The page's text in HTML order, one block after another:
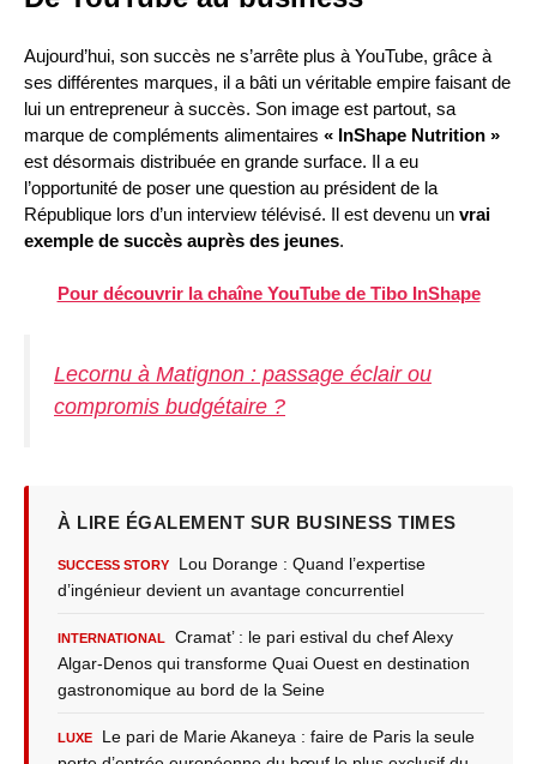
Aujourd’hui, son succès ne s’arrête plus à YouTube, grâce à
ses différentes marques, il a bâti un véritable empire faisant de
lui un entrepreneur à succès. Son image est partout, sa
marque de compléments alimentaires « InShape Nutrition »
est désormais distribuée en grande surface. Il a eu
l’opportunité de poser une question au président de la
République lors d’un interview télévisé. Il est devenu un vrai
exemple de succès auprès des jeunes.
Pour découvrir la chaîne YouTube de Tibo InShape
Lecornu à Matignon : passage éclair ou
compromis budgétaire ?
À LIRE ÉGALEMENT SUR BUSINESS TIMES
SUCCESS STORY
Lou Dorange : Quand l’expertise
d’ingénieur devient un avantage concurrentiel
INTERNATIONAL
Cramat’ : le pari estival du chef Alexy
Algar-Denos qui transforme Quai Ouest en destination
gastronomique au bord de la Seine
LUXE
Le pari de Marie Akaneya : faire de Paris la seule